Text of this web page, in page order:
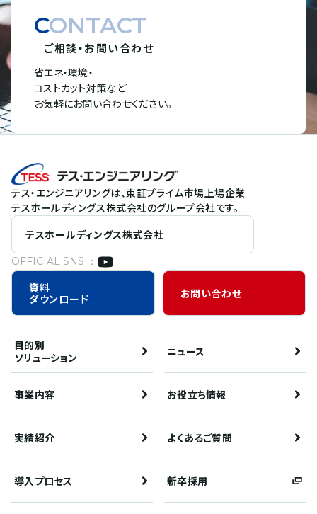
CONTACT
ご相談・お問い合わせ
省エネ・環境・
コストカット対策など
お気軽にお問い合わせください。
テス・エンジニアリングは、東証プライム市場上場企業
テスホールディングス株式会社のグループ会社です。
テスホールディングス株式会社
OFFICIAL SNS ：
資料
ダウンロード
お問い合わせ
目的別
ソリューション
ニュース
事業内容 お役立ち情報
実績紹介 よくあるご質問
導入プロセス 新卒採用